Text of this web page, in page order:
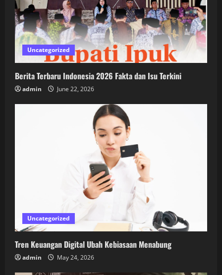
Uncategorized
Berita Terbaru Indonesia 2026 Fakta dan Isu Terkini
admin June 22, 2026
Uncategorized
Tren Keuangan Digital Ubah Kebiasaan Menabung
admin May 24, 2026